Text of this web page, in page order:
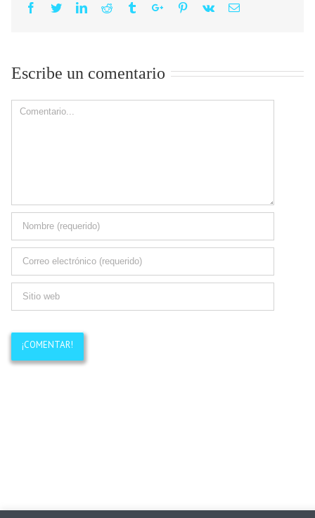
Facebook
TwitterLinkedinReddit TumblrGoogle+Pinterest
Vk Email
Escribe un comentario
Comment